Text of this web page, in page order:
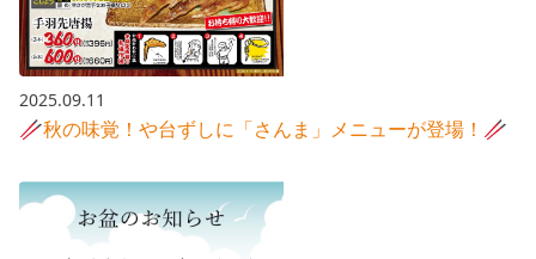
2025.09.11
🥢秋の味覚！や台ずしに「さんま」メニューが登場！🥢